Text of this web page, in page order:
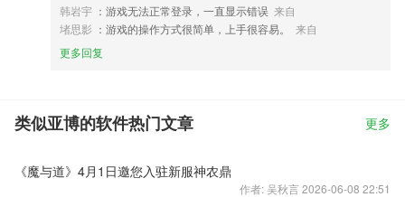
韩岩宇 ：游戏无法正常登录，一直显示错误 来自
堵思影 ：游戏的操作方式很简单，上手很容易。
来自
更多回复
类似亚博的软件热门文章 更多
《魔与道》4月1日邀您入驻新服神农鼎
作者: 吴秋言 2026-06-08 22:51